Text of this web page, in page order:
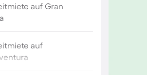
auf Gran
auf